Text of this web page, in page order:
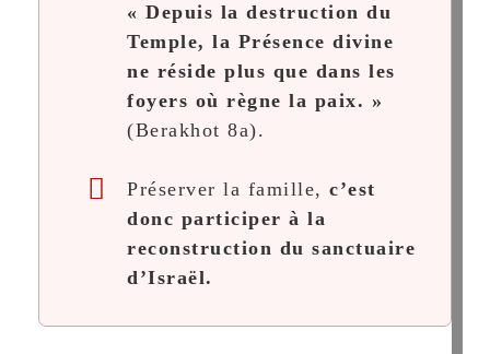
« Depuis la destruction du
Temple, la Présence divine
ne réside plus que dans les
foyers où règne la paix. »
(Berakhot 8a).
Préserver la famille, c’est
donc participer à la
reconstruction du sanctuaire
d’Israël.